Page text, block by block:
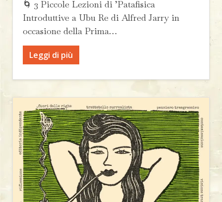
🌀 3 Piccole Lezioni di ’Patafisica
Introduttive a Ubu Re di Alfred Jarry in
occasione della Prima…
Leggi di più